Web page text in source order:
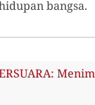
bangsa.